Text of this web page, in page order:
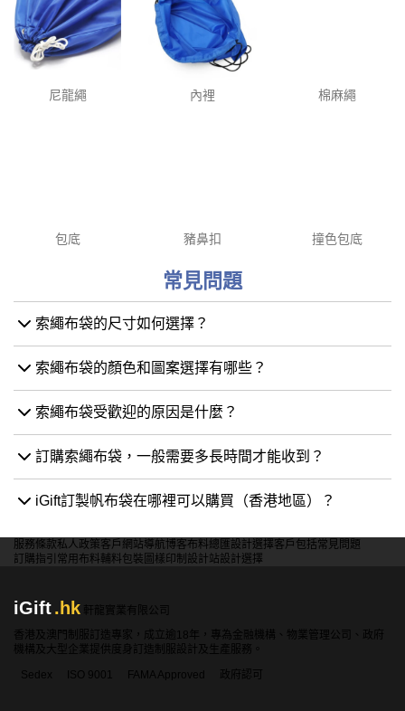
尼龍繩 內裡 棉麻繩
包底 豬鼻扣 撞色包底
常見問題
索繩布袋的尺寸如何選擇？
索繩布袋的顏色和圖案選擇有哪些？
索繩布袋受歡迎的原因是什麼？
訂購索繩布袋，一般需要多長時間才能收到？
iGift訂製帆布袋在哪裡可以購買（香港地區）？
服務條款私人政策客戶 網站導航博客布料總匯設計選擇客戶包括常見問題
訂購指引 常用布料輔料包裝 圖樣印制 設計站設計選擇
iGift.hk
軒龍實業有限公司
香港及澳門制服訂造專家，成立逾18年，專為金融機構、物業管理公司、政府
機構及大型企業提供度身訂造制服設計及生產服務。
Sedex
ISO 9001 FAMA Approved 政府認可